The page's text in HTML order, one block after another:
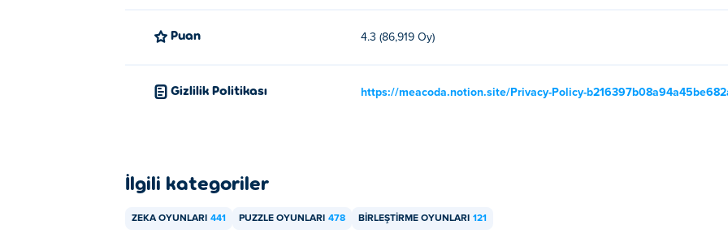
Puan 4.3 (86,919 Oy)
Gizlilik Politikası https://meacoda.notion.site/Privacy-Policy-
İlgili kategoriler
ZEKA OYUNLARI 441 PUZZLE OYUNLARI 478 BIRLEŞTIRME OYUNLARI 121